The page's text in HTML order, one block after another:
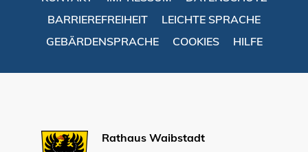
BARRIEREFREIHEIT
LEICHTE SPRACHE
GEBÄRDENSPRACHE
COOKIES HILFE
Rathaus Waibstadt